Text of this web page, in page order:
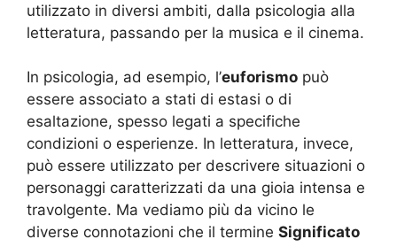
utilizzato in diversi ambiti, dalla psicologia alla
letteratura, passando per la musica e il cinema.
In psicologia, ad esempio, l’euforismo può
essere associato a stati di estasi o di
esaltazione, spesso legati a specifiche
condizioni o esperienze. In letteratura, invece,
può essere utilizzato per descrivere situazioni o
personaggi caratterizzati da una gioia intensa e
travolgente. Ma vediamo più da vicino le
diverse connotazioni che il termine Significato